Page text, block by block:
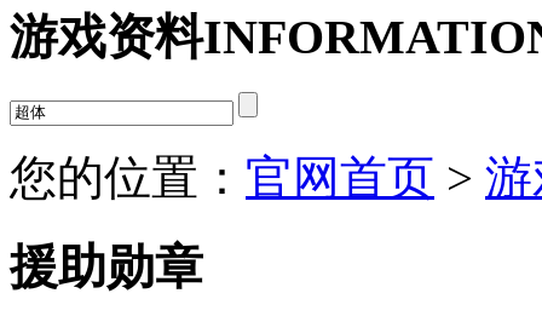
游戏资料
您的位置： 官网首页 >
援助勋章